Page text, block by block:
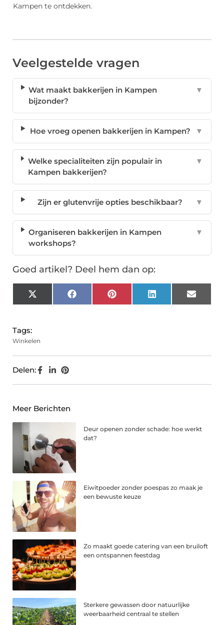
Kampen te ontdekken.
Veelgestelde vragen
Wat maakt bakkerijen in Kampen
bijzonder?
▼
Hoe vroeg openen bakkerijen in Kampen? ▼
Welke specialiteiten zijn populair in
Kampen bakkerijen?
▼
Zijn er glutenvrije opties beschikbaar? ▼
Organiseren bakkerijen in Kampen
workshops?
▼
Goed artikel? Deel hem dan op:
X
(Twitter)
FacebookPinterest LinkedIn Email
Tags:
Winkelen
Delen:
Meer Berichten
Deur openen zonder schade: hoe werkt
dat?
Eiwitpoeder zonder poespas zo maak je
een bewuste keuze
Zo maakt goede catering van een bruiloft
een ontspannen feestdag
Sterkere gewassen door natuurlijke
weerbaarheid centraal te stellen